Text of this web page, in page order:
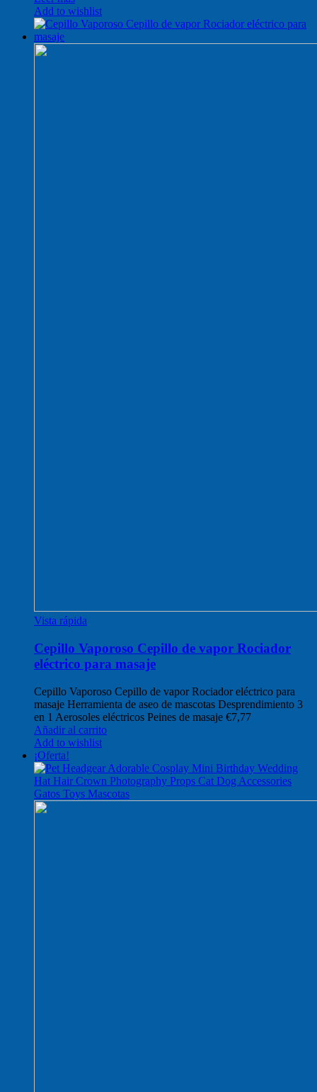
Add to wishlist
Vista rápida
Cepillo Vaporoso Cepillo de vapor Rociador
eléctrico para masaje
Cepillo Vaporoso Cepillo de vapor Rociador eléctrico para
masaje Herramienta de aseo de mascotas Desprendimiento 3
en 1 Aerosoles eléctricos Peines de masaje €7,77
Añadir al carrito
Add to wishlist
¡Oferta!